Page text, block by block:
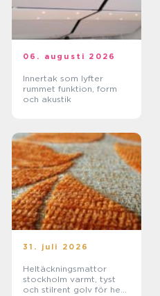
06. augusti 2026
Innertak som lyfter
rummet funktion, form
och akustik
31. juli 2026
Heltäckningsmattor
stockholm varmt, tyst
och stilrent golv för hem